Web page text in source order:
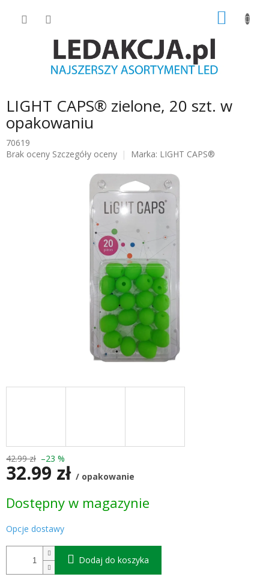
LIGHT CAPS® zielone, 20 szt. w
opakowaniu
70619
Średnia
Brak oceny Szczegóły oceny Marka: LIGHT CAPS®
42.99 zł –23 %
32.99 zł / opakowanie
jednostkowa:
Dostępny w magazynie
Opcje dostawy
Dodaj do koszyka